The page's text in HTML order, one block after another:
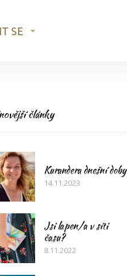
SE
články
Kurandera dnešní doby
14.11.2023
Jsi lapen/a v síti
času?
8.11.2022